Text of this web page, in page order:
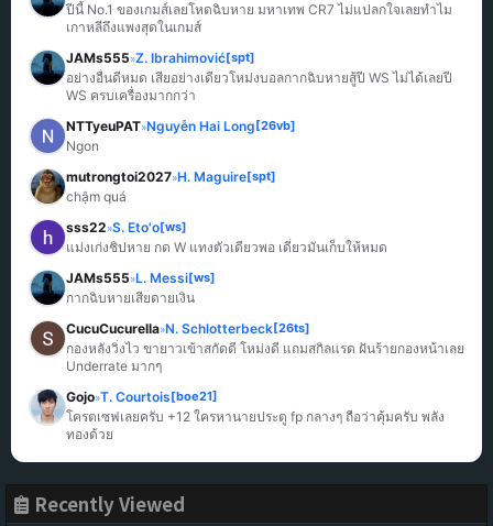
ปีนี้ No.1 ของเกมส์เลยโหดฉิบหาย มหาเทพ CR7 ไม่แปลกใจเลยทำไม
เกาหลีถึงแพงสุดในเกมส์
JAMs555»Z. Ibrahimović[spt]
อย่างอื่นดีหมด เสียอย่างเดียวโหม่งบอลกากฉิบหายสู้ปี WS ไม่ได้เลยปี
WS ครบเครื่องมากกว่า
NTTyeuPAT»Nguyễn Hai Long [26vb]
Ngon
mutrongtoi2027»H. Maguire[spt]
chậm quá
sss22»S. Eto'o[ws]
แม่งเก่งชิปหาย กด W แทงตัวเดียวพอ เดี๋ยวมันเก็บให้หมด
JAMs555»L. Messi[ws]
กากฉิบหายเสียดายเงิน
CucuCucurella»N. Schlotterbeck[26ts]
กองหลังวิ่งไว ขายาวเข้าสกัดดี โหม่งดี แถมสกิลแรด ฝันร้ายกองหน้าเลย
Underrate มากๆ
Gojo»T. Courtois[boe21]
โครตเซฟเลยครับ +12 ใครหานายประตู fp กลางๆ ถือว่าคุ้มครับ พลัง
ทองด้วย
Recently Viewed